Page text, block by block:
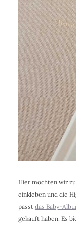
Hier möchten wir
einkleben und die
passt das Baby-
gekauft haben. Es